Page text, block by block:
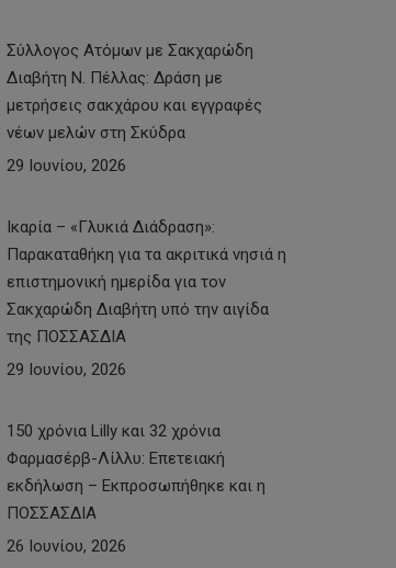
Σύλλογος Ατόμων με Σακχαρώδη
Διαβήτη Ν. Πέλλας: Δράση με
μετρήσεις σακχάρου και εγγραφές
νέων μελών στη Σκύδρα
29 Ιουνίου, 2026
Ικαρία – «Γλυκιά Διάδραση»:
Παρακαταθήκη για τα ακριτικά νησιά η
επιστημονική ημερίδα για τον
Σακχαρώδη Διαβήτη υπό την αιγίδα
της ΠΟΣΣΑΣΔΙΑ
29 Ιουνίου, 2026
150 χρόνια Lilly και 32 χρόνια
Φαρμασέρβ-Λίλλυ: Eπετειακή
εκδήλωση – Εκπροσωπήθηκε και η
ΠΟΣΣΑΣΔΙΑ
26 Ιουνίου, 2026